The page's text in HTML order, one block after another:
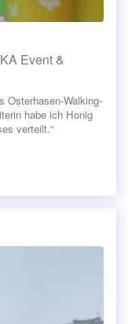
Event &
Osterhasen-Walking-
habe ich Honig
verteilt.“